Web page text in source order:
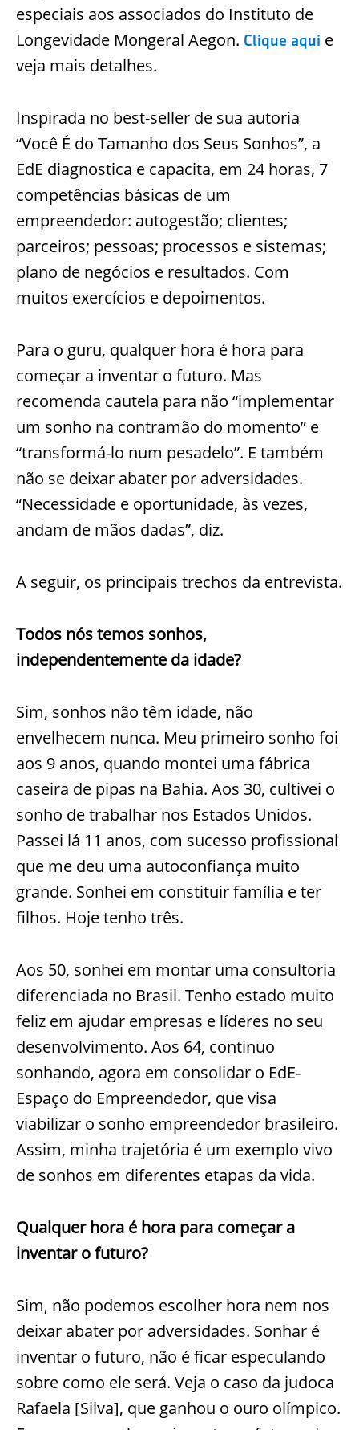
especiais aos associados do Instituto de
Longevidade Mongeral Aegon. Clique aqui e
veja mais detalhes.
Inspirada no best-seller de sua autoria
“Você É do Tamanho dos Seus Sonhos”, a
EdE diagnostica e capacita, em 24 horas, 7
competências básicas de um
empreendedor: autogestão; clientes;
parceiros; pessoas; processos e sistemas;
plano de negócios e resultados. Com
muitos exercícios e depoimentos.
Para o guru, qualquer hora é hora para
começar a inventar o futuro. Mas
recomenda cautela para não “implementar
um sonho na contramão do momento” e
“transformá-lo num pesadelo”. E também
não se deixar abater por adversidades.
“Necessidade e oportunidade, às vezes,
andam de mãos dadas”, diz.
A seguir, os principais trechos da entrevista.
Todos nós temos sonhos,
independentemente da idade?
Sim, sonhos não têm idade, não
envelhecem nunca. Meu primeiro sonho foi
aos 9 anos, quando montei uma fábrica
caseira de pipas na Bahia. Aos 30, cultivei o
sonho de trabalhar nos Estados Unidos.
Passei lá 11 anos, com sucesso profissional
que me deu uma autoconfiança muito
grande. Sonhei em constituir família e ter
filhos. Hoje tenho três.
Aos 50, sonhei em montar uma consultoria
diferenciada no Brasil. Tenho estado muito
feliz em ajudar empresas e líderes no seu
desenvolvimento. Aos 64, continuo
sonhando, agora em consolidar o EdE-
Espaço do Empreendedor, que visa
viabilizar o sonho empreendedor brasileiro.
Assim, minha trajetória é um exemplo vivo
de sonhos em diferentes etapas da vida.
Qualquer hora é hora para começar a
inventar o futuro?
Sim, não podemos escolher hora nem nos
deixar abater por adversidades. Sonhar é
inventar o futuro, não é ficar especulando
sobre como ele será. Veja o caso da judoca
Rafaela [Silva], que ganhou o ouro olímpico.